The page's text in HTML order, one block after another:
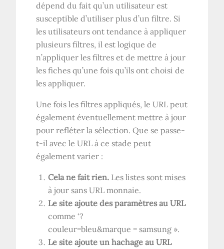
dépend du fait qu’un utilisateur est
susceptible d’utiliser plus d’un filtre. Si
les utilisateurs ont tendance à appliquer
plusieurs filtres, il est logique de
n’appliquer les filtres et de mettre à jour
les fiches qu’une fois qu’ils ont choisi de
les appliquer.
Une fois les filtres appliqués, leURL peut
également éventuellement mettre à jour
pour refléter la sélection. Que se passe-
t-il avec leURL à ce stade peut
également varier :
Cela ne fait rien. Les listes sont mises
à jour sansURL monnaie.
Le site ajoute des paramètres auURL
comme ‘?
couleur=bleu&marque = samsung ».
Le site ajoute un hachage auURL